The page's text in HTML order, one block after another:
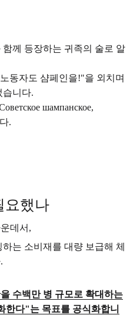
께 등장하는 귀족의 술로 알
동자도 샴페인을!"을 외치며
습니다.
шампанское,
.
요했나
데서,
는 소비재를 대량 보급해 체
수백만 병 규모로 확대하는
한다"는 목표를 공식화합니